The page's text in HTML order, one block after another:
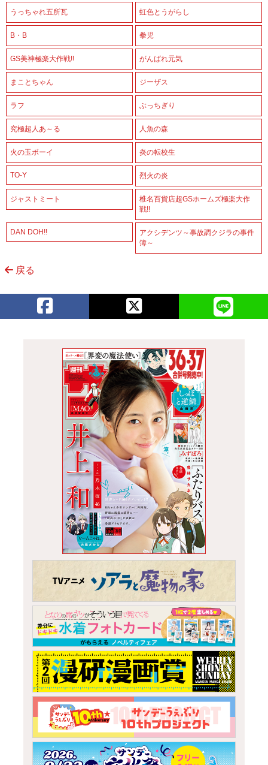
うっちゃれ五所瓦 虹色とうがらし
B・B 拳児
GS美神極楽大作戦!! がんばれ元気
まことちゃん ジーザス
ラフ ぶっちぎり
究極超人あ～る 人魚の森
火の玉ボーイ 炎の転校生
TO-Y 烈火の炎
ジャストミート
椎名百貨店超GSホームズ極楽大作
戦!!
DAN DOH!!
アクシデンツ～事故調クジラの事件
簿～
戻る